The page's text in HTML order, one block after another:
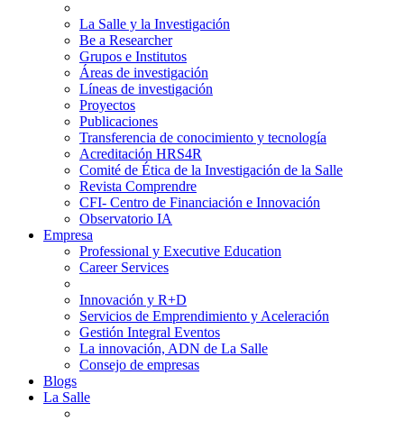
La Salle y la Investigación
Be a Researcher
Grupos e Institutos
Áreas de investigación
Líneas de investigación
Proyectos
Publicaciones
Transferencia de conocimiento y tecnología
Acreditación HRS4R
Comité de Ética de la Investigación de la Salle
Revista Comprendre
CFI- Centro de Financiación e Innovación
Observatorio IA
Empresa
Professional y Executive Education
Career Services
Innovación y R+D
Servicios de Emprendimiento y Aceleración
Gestión Integral Eventos
La innovación, ADN de La Salle
Consejo de empresas
Blogs
La Salle